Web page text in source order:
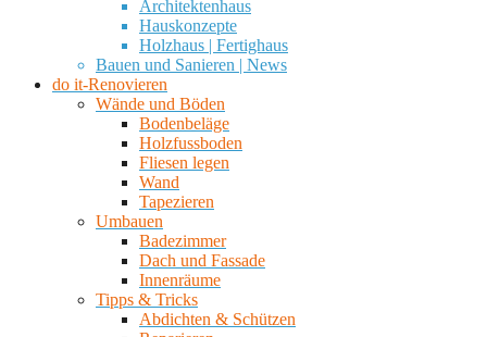
Architektenhaus
Hauskonzepte
Holzhaus | Fertighaus
Bauen und Sanieren | News
do it-Renovieren
Wände und Böden
Bodenbeläge
Holzfussboden
Fliesen legen
Wand
Tapezieren
Umbauen
Badezimmer
Dach und Fassade
Innenräume
Tipps & Tricks
Abdichten & Schützen